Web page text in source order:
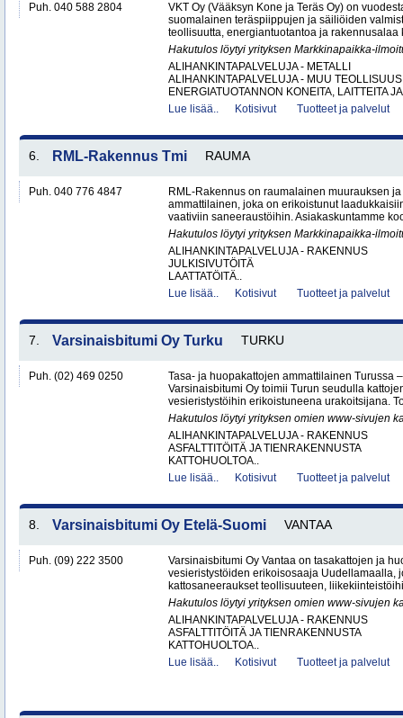
Puh. 040 588 2804
VKT Oy (Vääksyn Kone ja Teräs Oy) on
suomalainen teräspiippujen ja säiliöiden
teollisuutta, energiantuotantoa ja rakennusalaa
Hakutulos löytyi yrityksen Markkinapaikka-
ALIHANKINTAPALVELUJA - METALLI
ALIHANKINTAPALVELUJA - MUU TEOLLISUUS
ENERGIATUOTANNON KONEITA, LAITTEITA
Lue lisää..
Kotisivut Tuotteet ja palvelut
6. RML-Rakennus Tmi RAUMA
Puh. 040 776 4847
RML-Rakennus on raumalainen muurauksen
ammattilainen, joka on erikoistunut
vaativiin saneeraustöihin. Asiakaskuntamme
Hakutulos löytyi yrityksen Markkinapaikka-
ALIHANKINTAPALVELUJA - RAKENNUS
JULKISIVUTÖITÄ
LAATTATÖITÄ..
Lue lisää..
Kotisivut Tuotteet ja palvelut
7. Varsinaisbitumi Oy Turku TURKU
Puh. (02) 469 0250
Tasa- ja huopakattojen ammattilainen Turussa
Varsinaisbitumi Oy toimii Turun seudulla
vesieristystöihin erikoistuneena urakoitsijana.
Hakutulos löytyi yrityksen omien www-sivujen
ALIHANKINTAPALVELUJA - RAKENNUS
ASFALTTITÖITÄ JA TIENRAKENNUSTA
KATTOHUOLTOA..
Lue lisää..
Kotisivut Tuotteet ja palvelut
8. Varsinaisbitumi Oy Etelä-Suomi VANTAA
Puh. (09) 222 3500
Varsinaisbitumi Oy Vantaa on tasakattojen ja
vesieristystöiden erikoisosaaja Uudellamaalla,
kattosaneeraukset teollisuuteen,
Hakutulos löytyi yrityksen omien www-sivujen
ALIHANKINTAPALVELUJA - RAKENNUS
ASFALTTITÖITÄ JA TIENRAKENNUSTA
KATTOHUOLTOA..
Lue lisää..
Kotisivut Tuotteet ja palvelut